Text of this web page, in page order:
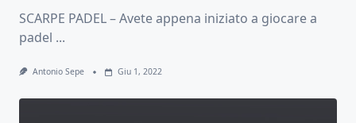
SCARPE PADEL – Avete appena iniziato a giocare a
padel ...
Antonio Sepe Giu 1, 2022